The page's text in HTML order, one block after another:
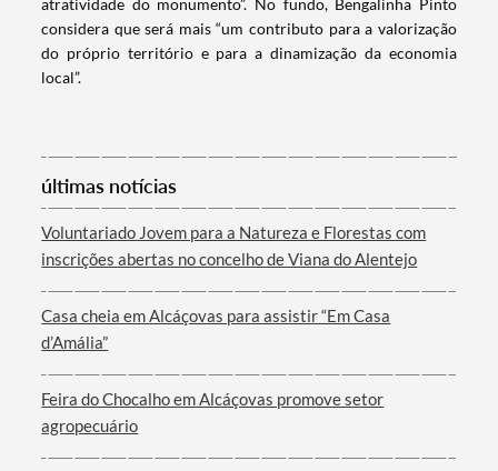
atratividade do monumento”. No fundo, Bengalinha Pinto
considera que será mais “um contributo para a valorização
do próprio território e para a dinamização da economia
local”.
últimas notícias
Voluntariado Jovem para a Natureza e Florestas com
inscrições abertas no concelho de Viana do Alentejo
Casa cheia em Alcáçovas para assistir “Em Casa
d’Amália”
Feira do Chocalho em Alcáçovas promove setor
agropecuário